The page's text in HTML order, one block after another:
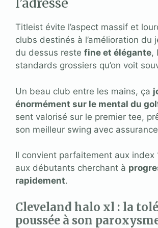
l’adresse
Titleist évite l’aspect massif et
clubs destinés à l’amélioration du
du dessus reste fine et élégante,
standards grossiers qu’on voit
Un beau club entre les mains, ça
énormément sur le mental du
sent valorisé sur le premier tee,
son meilleur swing avec
Il convient parfaitement aux index
aux débutants cherchant à
rapidement.
Cleveland halo xl : la
poussée à son